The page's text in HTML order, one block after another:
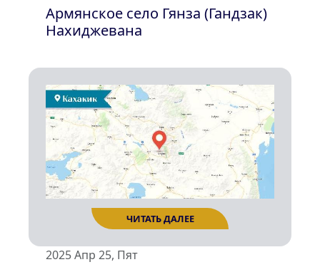
Армянское село Гянза (Гандзак)
Нахиджеванa
2025 Апр 25, Пят